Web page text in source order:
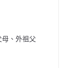
、外祖父